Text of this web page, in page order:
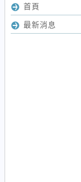
首頁
最新消息